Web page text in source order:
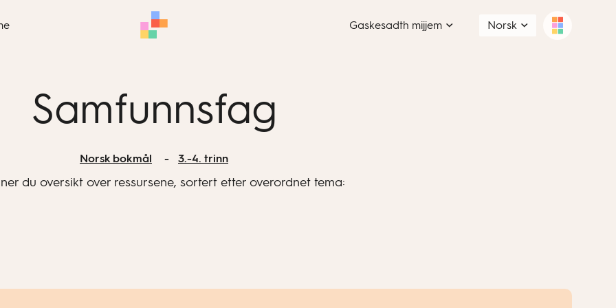
Gaskesadth mijjem Norsk
Samfunnsfag
Norsk bokmål 3.-4. trinn
du oversikt over ressursene, sortert etter overordnet tema: